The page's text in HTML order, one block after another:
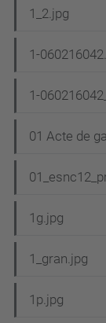
i
ó
1_2.jpg
1-
1-
01 Acte de
1g.jpg
1_gran.jpg
1p.jpg